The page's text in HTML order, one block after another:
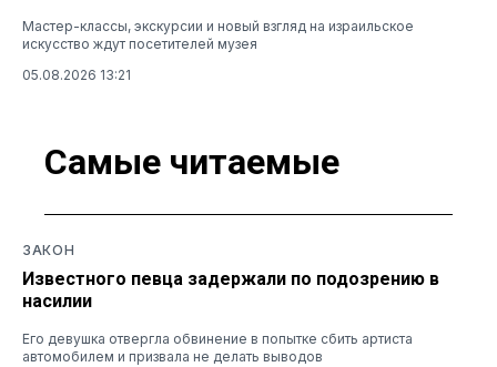
Мастер-классы, экскурсии и новый взгляд на израильское
искусство ждут посетителей музея
05.08.2026 13:21
Самые читаемые
ЗАКОН
Известного певца задержали по подозрению в
насилии
Его девушка отвергла обвинение в попытке сбить артиста
автомобилем и призвала не делать выводов